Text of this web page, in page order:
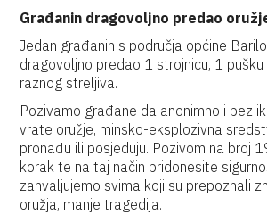
Građanin dragovoljno predao
Jedan građanin s područja općine
dragovoljno predao 1 strojnicu, 1
raznog streljiva.
Pozivamo građane da anonimno i bez
vrate oružje, minsko-eksplozivna
pronađu ili posjeduju. Pozivom na broj
korak te na taj način pridonesite
zahvaljujemo svima koji su prepoznali
oružja, manje tragedija.